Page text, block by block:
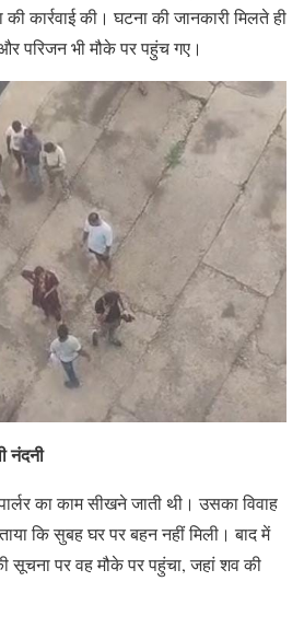
की कार्रवाई की। घटना की जानकारी मिलते ही
परिजन भी मौके पर पहुंच गए।
नंदनी
का काम सीखने जाती थी। उसका विवाह
कि सुबह घर पर बहन नहीं मिली। बाद में
सूचना पर वह मौके पर पहुंचा, जहां शव की